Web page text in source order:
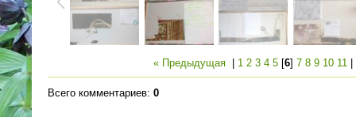
« Предыдущая 1 2 3 4 5 [6] 7 8 9 10 11
Всего комментариев: 0